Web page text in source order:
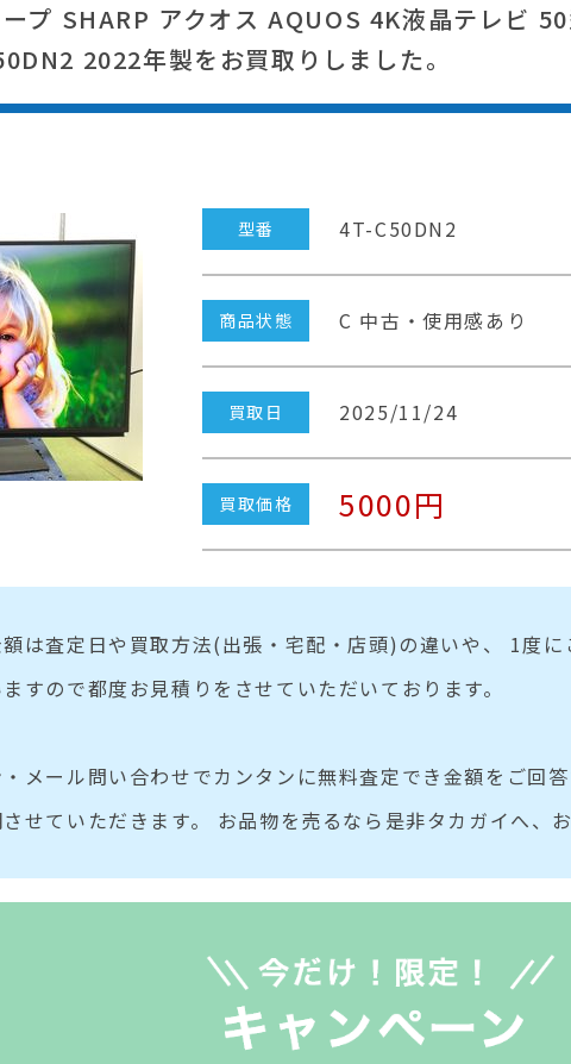
ープ SHARP アクオス AQUOS 4K液晶テレビ
2022年製をお買取りしました。
型番 4T-C50DN2
商品状態 C 中古・使用感あり
買取日 2025/11/24
買取価格 5000円
は査定日や買取方法(出張・宅配・店頭)の違いや、 1度
すので都度お見積りをさせていただいております。
メール問い合わせでカンタンに無料査定でき金額をご回
せていただきます。 お品物を売るなら是非タカガイへ、